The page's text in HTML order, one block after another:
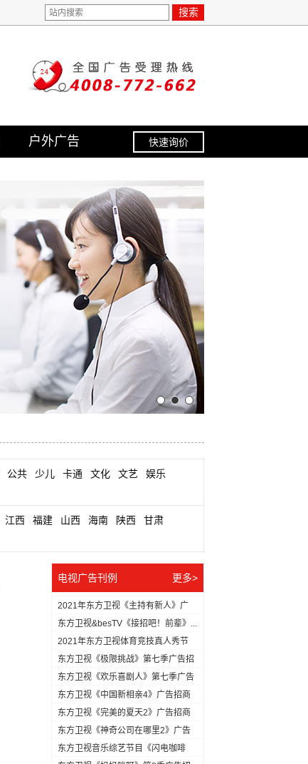
搜索
户外广告 快速询价
公共 少儿 卡通 文化 文艺
娱乐
江西 福建 山西 海南 陕西
甘肃
电视广告刊例 更多>
2021年东方卫视《主持有新人》广
告...
东方卫视&besTV《接招吧！前辈》...
2021年东方卫视体育竞技真人秀节
目...
东方卫视《极限挑战》第七季广告招
商方...
东方卫视《欢乐喜剧人》第七季广告
冠名...
东方卫视《中国新相亲4》广告招商
方案
东方卫视《完美的夏天2》广告招商
方案
东方卫视《神奇公司在哪里2》广告
招商...
东方卫视音乐综艺节目《闪电咖啡